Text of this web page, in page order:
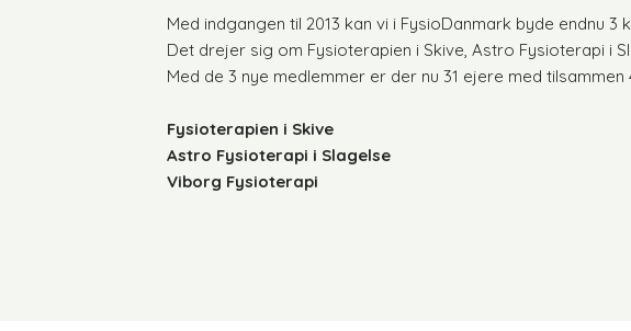
​Med indgangen til 2013 kan vi i FysioDanmark byde endnu 3
Det drejer sig om Fysioterapien i Skive, Astro Fysioterapi i
Med de 3 nye medlemmer er der nu 31 ejere med
Fysioterapien i Skive
Astro Fysioterapi i Slagelse
Viborg Fysioterapi